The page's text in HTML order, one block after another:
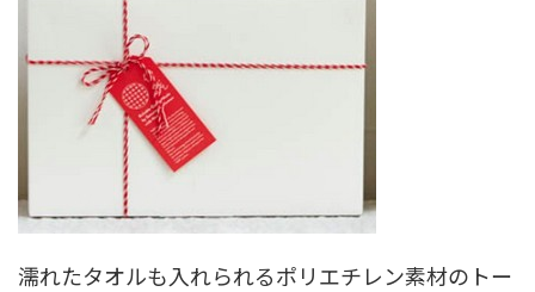
濡れたタオルも入れられるポリエチレン素材のトー